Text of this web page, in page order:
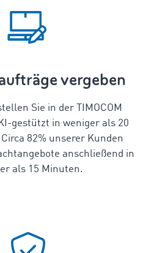
vergeben
Sie in der TIMOCOM
gestützt in weniger als 20
82% unserer Kunden
anschließend in
als 15 Minuten.